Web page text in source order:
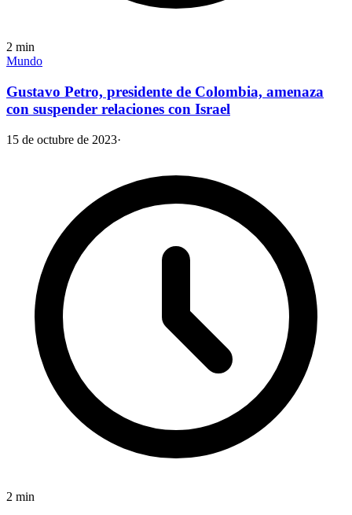
2 min
Mundo
Gustavo Petro, presidente de Colombia, amenaza
con suspender relaciones con Israel
15 de octubre de 2023·
2 min